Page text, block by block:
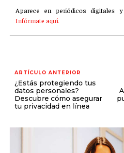
Aparece en periódicos digitales
Infórmate aquí.
ARTÍCULO ANTERIOR
¿Estás protegiendo tus
datos personales?
Descubre cómo asegurar
tu privacidad en línea